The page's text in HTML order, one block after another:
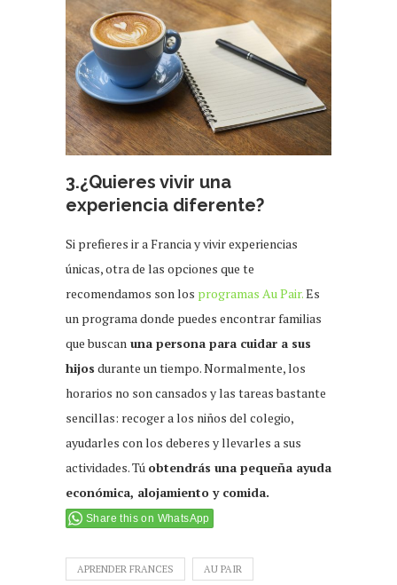
3.¿Quieres vivir una
experiencia diferente?
Si prefieres ir a Francia y vivir experiencias
únicas, otra de las opciones que te
recomendamos son los programas Au Pair.Es
un programa donde puedes encontrar familias
que buscan una persona para cuidar a sus
hijos durante un tiempo. Normalmente, los
horarios no son cansados y las tareas bastante
sencillas: recoger a los niños del colegio,
ayudarles con los deberes y llevarles a sus
actividades. Tú obtendrás una pequeña ayuda
económica, alojamiento y comida.
Share this on WhatsApp
APRENDER FRANCES AU PAIR